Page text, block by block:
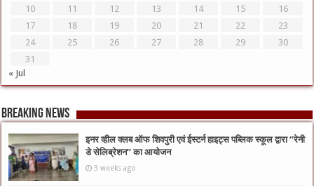
10
11 12 13 14 15
16
17
18 19 20 21 22
23
24
25 26 27 28 29
30
31
« Jul
Breaking News
इनर व्हील क्लब ऑफ शिवपुरी एवं ईस्टर्न हाइट्स पब्लिक स्कूल द्वारा “रेनी
डे सेलिब्रेशन” का आयोजन
3 weeks ago